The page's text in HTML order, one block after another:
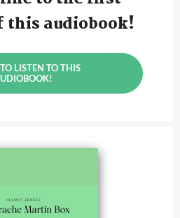
this audiobook!
LISTEN TO THIS